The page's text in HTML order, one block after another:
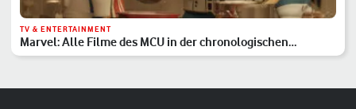
TV & ENTERTAINMENT
Marvel: Alle Filme des MCU in der chronologischen
Reihenfolge